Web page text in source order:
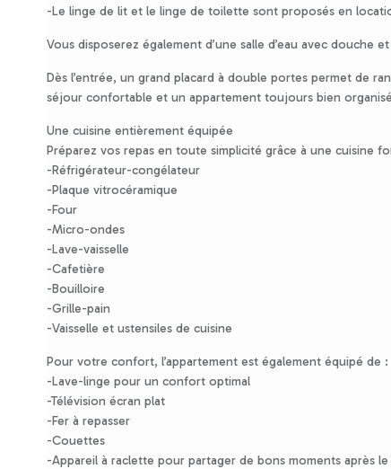
-Le linge de lit et le linge de toilette sont proposés en
Vous disposerez également d’une salle d’eau avec douche
Dès l’entrée, un grand placard à double portes permet de
séjour confortable et un appartement toujours bien
Une cuisine entièrement équipée
Préparez vos repas en toute simplicité grâce à une cuisine
-Réfrigérateur-congélateur
-Plaque vitrocéramique
-Four
-Micro-ondes
-Lave-vaisselle
-Cafetière
-Bouilloire
-Grille-pain
-Vaisselle et ustensiles de cuisine
Pour votre confort, l’appartement est également équipé de :
-Lave-linge pour un confort optimal
-Télévision écran plat
-Fer à repasser
-Couettes
-Appareil à raclette pour partager de bons moments après le